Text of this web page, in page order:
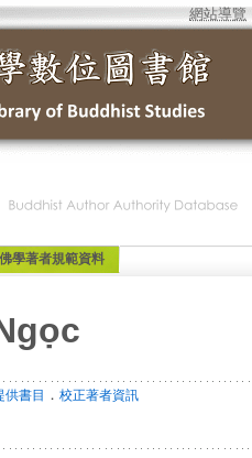
網站導覽
佛學著者規範資料
供書目 ． 校正著者資訊